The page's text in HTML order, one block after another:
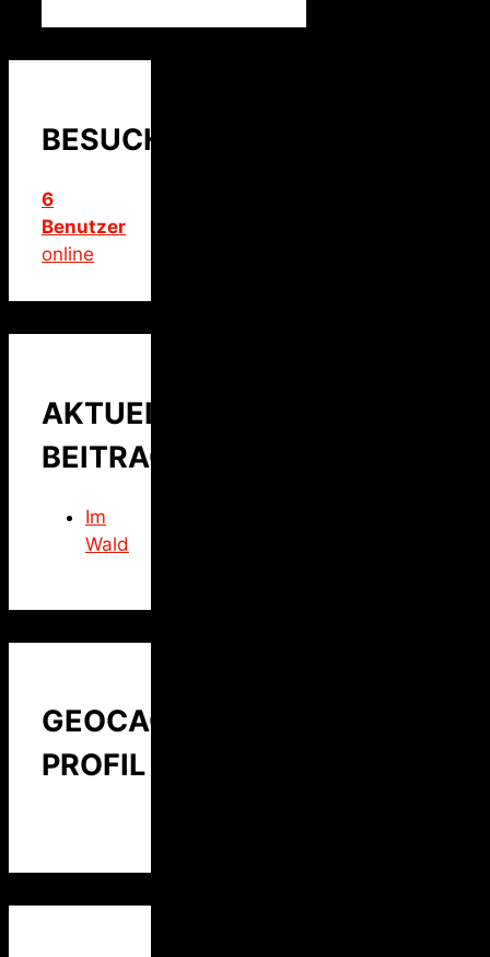
BESUCHER
6
Benutzer
online
AKTUELLER
BEITRAG
Im
Wald
GEOCACHING
PROFIL